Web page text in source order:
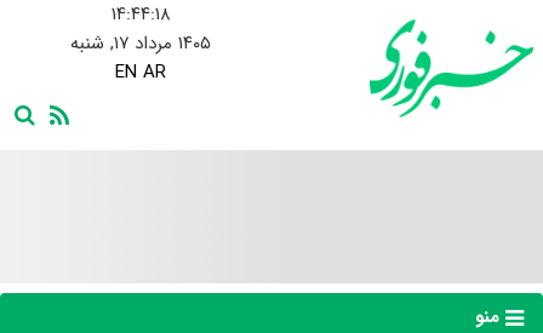
۱۴:۴۴:۱۸
۱۴۰۵ مرداد ۱۷, شنبه
EN AR
منو